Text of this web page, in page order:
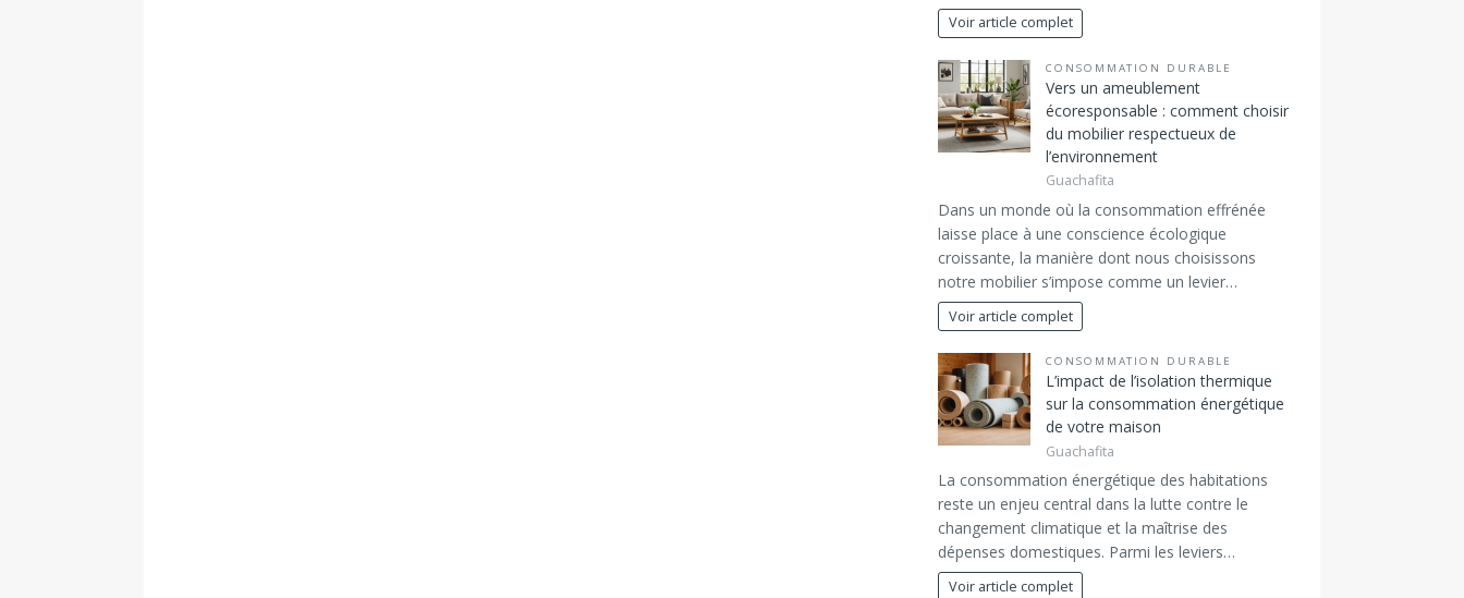
Voir article complet
CONSOMMATION DURABLE
Vers un ameublement
écoresponsable : comment choisir
du mobilier respectueux de
l’environnement
Guachafita
Dans un monde où la consommation effrénée
laisse place à une conscience écologique
croissante, la manière dont nous choisissons
notre mobilier s’impose comme un levier…
Voir article complet
CONSOMMATION DURABLE
L’impact de l’isolation thermique
sur la consommation énergétique
de votre maison
Guachafita
La consommation énergétique des habitations
reste un enjeu central dans la lutte contre le
changement climatique et la maîtrise des
dépenses domestiques. Parmi les leviers…
Voir article complet